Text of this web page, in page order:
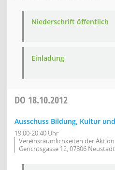
Niederschrift öffentlich
Einladung
DO 18.10.2012
Ausschuss Bildung, Kultur
19:00-20:40 Uhr
Vereinsräumlichkeiten der
Gerichtsgasse 12, 07806